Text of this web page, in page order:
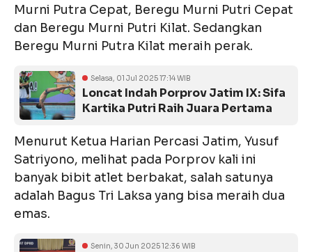
Murni Putra Cepat, Beregu Murni Putri Cepat
dan Beregu Murni Putri Kilat. Sedangkan
Beregu Murni Putra Kilat meraih perak.
Selasa, 01 Jul 2025 17:14 WIB
Loncat Indah Porprov Jatim IX: Sifa
Kartika Putri Raih Juara Pertama
Menurut Ketua Harian Percasi Jatim, Yusuf
Satriyono, melihat pada Porprov kali ini
banyak bibit atlet berbakat, salah satunya
adalah Bagus Tri Laksa yang bisa meraih dua
emas.
Senin, 30 Jun 2025 12:36 WIB